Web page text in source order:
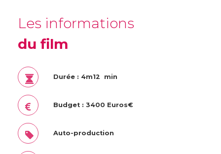
Les informations
du film
Durée : 4m12 min
Budget : 3400 Euros€
Auto-production